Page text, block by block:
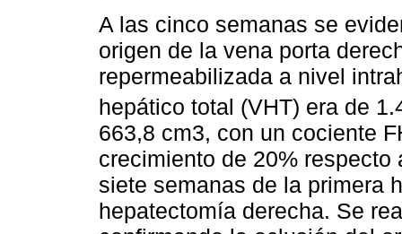
A las cinco semanas se
origen de la vena porta
repermeabilizada a nivel
hepático total (VHT) era de
663,8 cm3, con un cociente
crecimiento de 20%
siete semanas de la primera
hepatectomía derecha. Se